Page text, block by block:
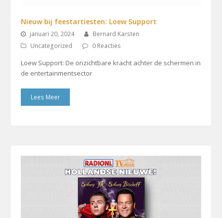
Nieuw bij feestartiesten: Loew Support
januari 20, 2024
Bernard Karsten
Uncategorized
0 Reacties
Loew Support: De onzichtbare kracht achter de schermen in
de entertainmentsector
Lees Meer